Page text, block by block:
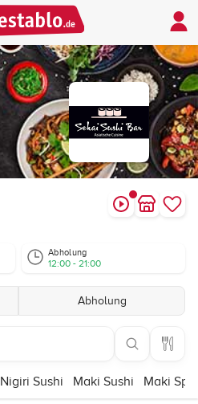
Abholung
12:00 - 21:00
Abholung
Nigiri Sushi Maki Sushi Maki